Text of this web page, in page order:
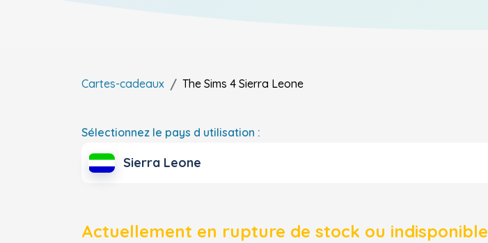
Cartes-cadeaux The Sims 4 Sierra Leone
Sélectionnez le pays d utilisation :
Sierra Leone
Actuellement en rupture de stock ou indisponible